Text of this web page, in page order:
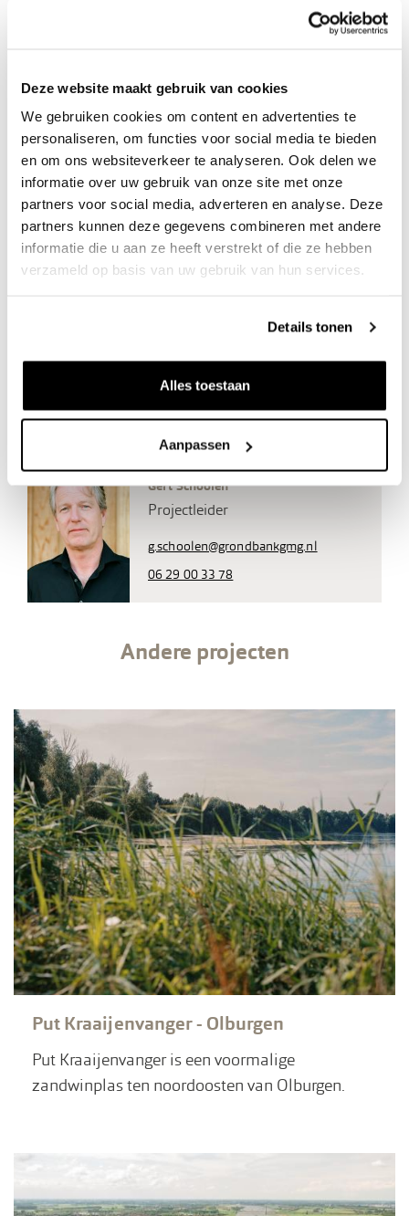
Deze website maakt gebruik van cookies
We gebruiken cookies om content en advertenties te
personaliseren, om functies voor social media te bieden
en om ons websiteverkeer te analyseren. Ook delen we
informatie over uw gebruik van onze site met onze
partners voor social media, adverteren en analyse. Deze
partners kunnen deze gegevens combineren met andere
informatie die u aan ze heeft verstrekt of die ze hebben
verzameld op basis van uw gebruik van hun services.
Details tonen
Alles toestaan
Aanpassen
is vaak prima toe te passen waardoor het een nuttige
Zo stelt het Bal dat de toepassing van grond altijd nuttig en
functioneel moet zijn. Daarnaast moet de grond aan
vastgestelde normen voldoen. Bij Grondbank GMG
gebruiken wij voor onze projecten over het algemeen grond
uit de regio. Daardoor besparen we op transport en
voorkomen we onnodige CO2-uitstoot. Voor deze wal in
Apeldoorn is 130.000 kuub overtollige grond gebruikt. Circa
90% is afkomstig binnen een straal van 40 kilometer van de
Lees hier meer over dit project
Gert Schoolen
Projectleider
g.schoolen@grondbankgmg.nl
06 29 00 33 78
Andere projecten
Put Kraaijenvanger - Olburgen
Put Kraaijenvanger is een voormalige
zandwinplas ten noordoosten van Olburgen.